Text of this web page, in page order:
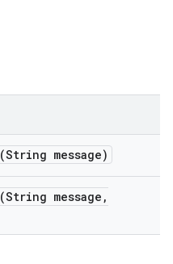
(String message)
(String message ,